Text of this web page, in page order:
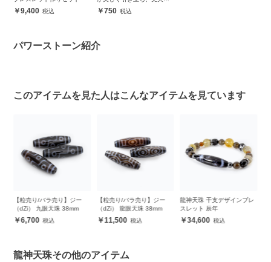
9,400
安心750
パワーストーン紹介
このアイテムを見た人はこんなアイテムを見ています
【粒売り/バラ売り】ジー
（dZi） 九眼天珠 38mm
6,700
【粒売り/バラ売り】ジー
（dZi） 龍眼天珠 38mm
11,500
龍神天珠 干支デザインブレ
スレット 辰年
34,600
龍神天珠その他のアイテム